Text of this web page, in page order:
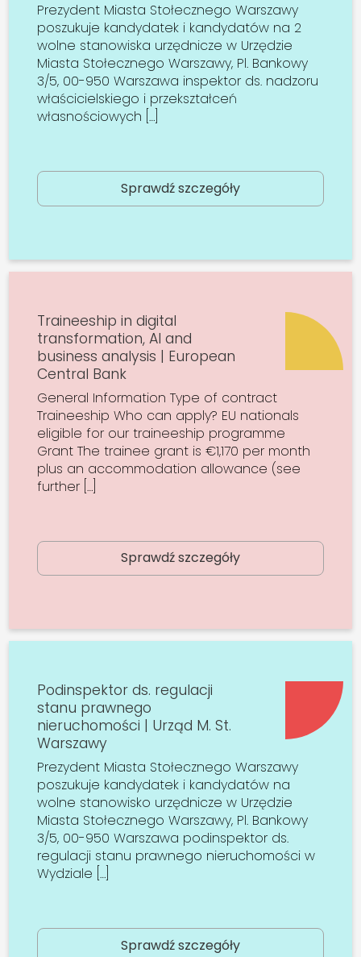
Prezydent Miasta Stołecznego Warszawy
poszukuje kandydatek i kandydatów na 2
wolne stanowiska urzędnicze w Urzędzie
Miasta Stołecznego Warszawy, Pl. Bankowy
3/5, 00-950 Warszawa inspektor ds. nadzoru
właścicielskiego i przekształceń
własnościowych […]
Sprawdź szczegóły
Traineeship in digital
transformation, AI and
business analysis | European
Central Bank
General Information Type of contract
Traineeship Who can apply? EU nationals
eligible for our traineeship programme
Grant The trainee grant is €1,170 per month
plus an accommodation allowance (see
further […]
Sprawdź szczegóły
Podinspektor ds. regulacji
stanu prawnego
nieruchomości | Urząd M. St.
Warszawy
Prezydent Miasta Stołecznego Warszawy
poszukuje kandydatek i kandydatów na
wolne stanowisko urzędnicze w Urzędzie
Miasta Stołecznego Warszawy, Pl. Bankowy
3/5, 00-950 Warszawa podinspektor ds.
regulacji stanu prawnego nieruchomości w
Wydziale […]
Sprawdź szczegóły